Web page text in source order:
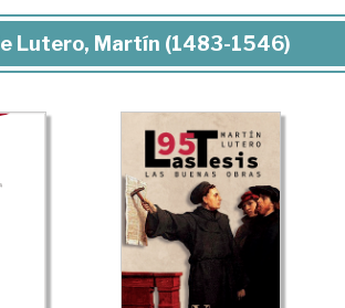
Lutero, Martín (1483-1546)